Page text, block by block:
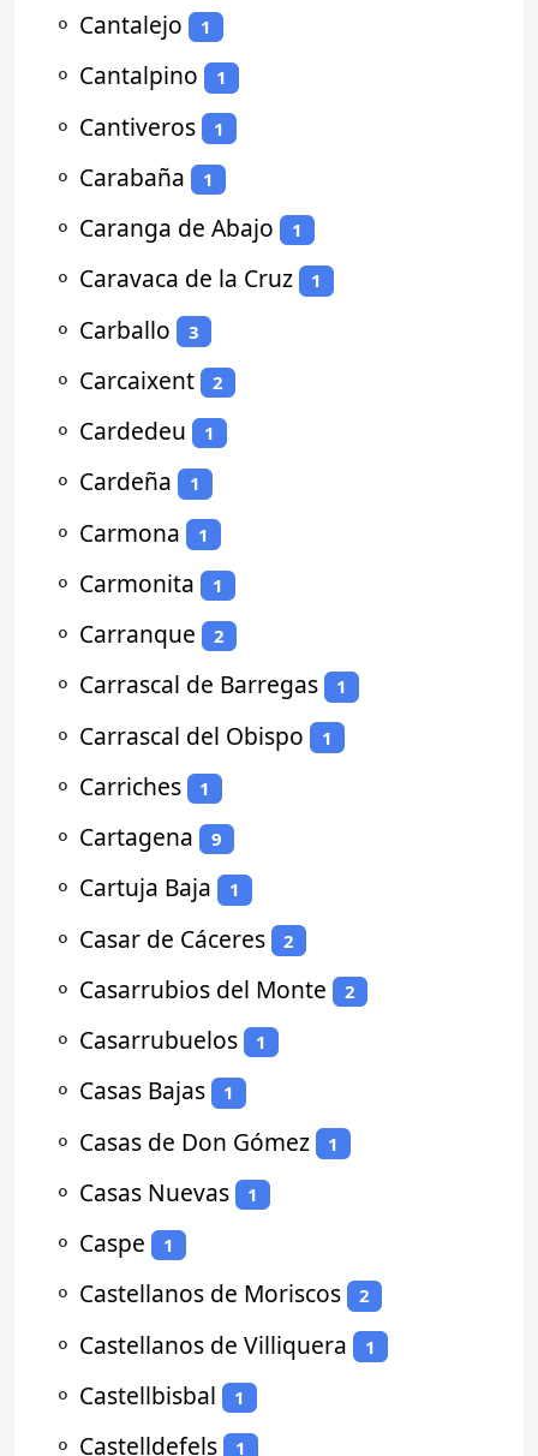
⚬ Cantalejo 1
⚬ Cantalpino 1
⚬ Cantiveros 1
⚬ Carabaña 1
⚬ Caranga de Abajo 1
⚬ Caravaca de la Cruz 1
⚬ Carballo 3
⚬ Carcaixent 2
⚬ Cardedeu 1
⚬ Cardeña 1
⚬ Carmona 1
⚬ Carmonita 1
⚬ Carranque 2
⚬ Carrascal de Barregas 1
⚬ Carrascal del Obispo 1
⚬ Carriches 1
⚬ Cartagena 9
⚬ Cartuja Baja 1
⚬ Casar de Cáceres 2
⚬ Casarrubios del Monte 2
⚬ Casarrubuelos 1
⚬ Casas Bajas 1
⚬ Casas de Don Gómez 1
⚬ Casas Nuevas 1
⚬ Caspe 1
⚬ Castellanos de Moriscos 2
⚬ Castellanos de Villiquera 1
⚬ Castellbisbal 1
⚬ Castelldefels 1